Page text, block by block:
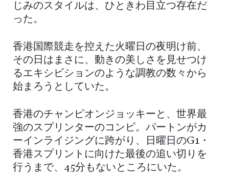
じみのスタイルは、ひときわ目立つ存在だ
った。
香港国際競走を控えた火曜日の夜明け前、
その日はまさに、動きの美しさを見せつけ
るエキシビションのような調教の数々から
始まろうとしていた。
香港のチャンピオンジョッキーと、世界最
強のスプリンターのコンビ。パートンがカ
ーインライジングに跨がり、日曜日のG1・
香港スプリントに向けた最後の追い切りを
行うまで、45分もないところにいた。